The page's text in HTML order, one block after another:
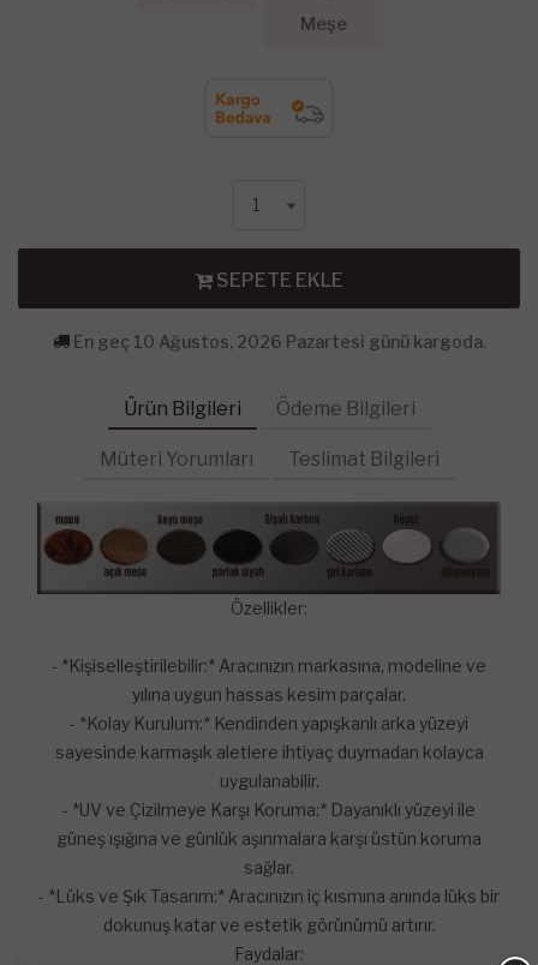
Meşe
SEPETE EKLE
En geç 10 Ağustos, 2026 Pazartesi günü kargoda.
Ürün Bilgileri Ödeme Bilgileri
Müteri Yorumları Teslimat Bilgileri
Özellikler:
- *Kişiselleştirilebilir:* Aracınızın markasına, modeline ve
yılına uygun hassas kesim parçalar.
- *Kolay Kurulum:* Kendinden yapışkanlı arka yüzeyi
sayesinde karmaşık aletlere ihtiyaç duymadan kolayca
uygulanabilir.
- *UV ve Çizilmeye Karşı Koruma:* Dayanıklı yüzeyi ile
güneş ışığına ve günlük aşınmalara karşı üstün koruma
sağlar.
- *Lüks ve Şık Tasarım:* Aracınızın iç kısmına anında lüks bir
dokunuş katar ve estetik görünümü artırır.
Faydalar: